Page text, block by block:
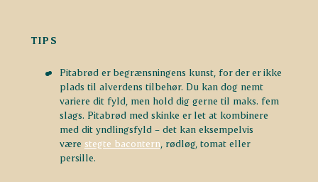
TIPS
Pitabrød er begrænsningens kunst, for der er ikke
plads til alverdens tilbehør. Du kan dog nemt
variere dit fyld, men hold dig gerne til maks. fem
slags. Pitabrød med skinke er let at kombinere
med dit yndlingsfyld – det kan eksempelvis
være stegte bacontern , rødløg, tomat eller
persille.